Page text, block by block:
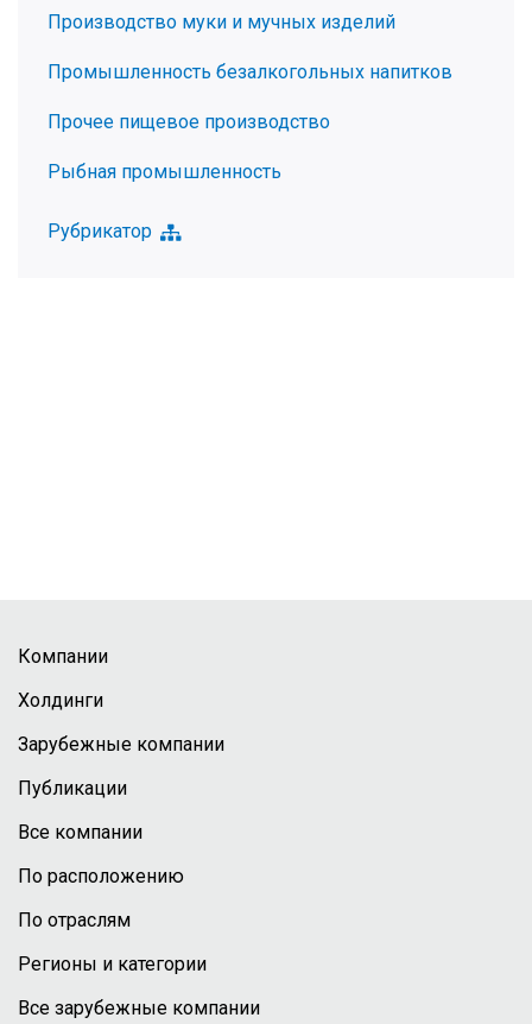
Производство муки и мучных изделий
Промышленность безалкогольных напитков
Прочее пищевое производство
Рыбная промышленность
Рубрикатор
Компании
Холдинги
Зарубежные компании
Публикации
Все компании
По расположению
По отраслям
Регионы и категории
Все зарубежные компании